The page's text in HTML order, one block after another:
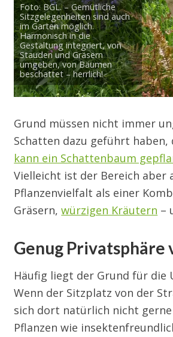
Foto: BGL. – Gemütliche
Sitzgelegenheiten sind auch
im Garten möglich.
Harmonisch in die
Gestaltung integriert, von
Stauden und Gräsern
umgeben, von Bäumen
beschattet – herrlich!
Grund müssen nicht immer
Schatten dazu geführt
kann ein Schattenbaum
Vielleicht ist der Bereich
Pflanzenvielfalt als einer
Gräsern,würzigen Kräutern –
Genug Privatsphäre
Häufig liegt der Grund für die
Wenn der Sitzplatz von der
sich dort natürlich nicht
Pflanzen wie